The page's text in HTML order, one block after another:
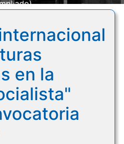
en la